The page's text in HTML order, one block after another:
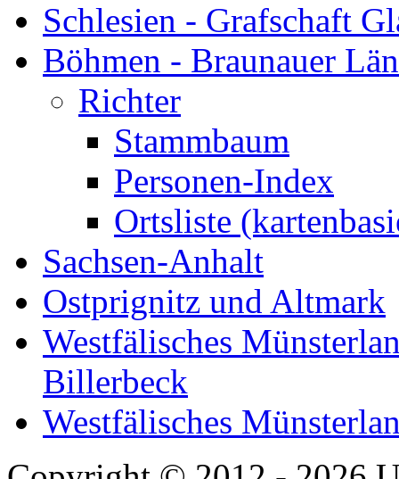
Schlesien - Grafschaft
Böhmen - Braunauer
Richter
Stammbaum
Personen-Index
Ortsliste
Sachsen-Anhalt
Ostprignitz und Altmark
Westfälisches
Billerbeck
Westfälisches